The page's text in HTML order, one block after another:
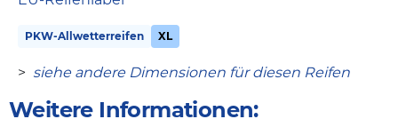
PKW-Allwetterreifen XL
> siehe andere Dimensionen für diesen Reifen
Weitere Informationen: